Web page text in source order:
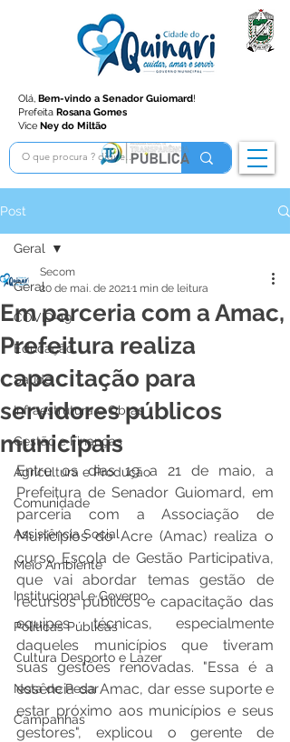
Olá, Bem-vindo a Senador Guiomard!
Prefeita Rosana Gomes
Vice Ney do Miltão
Post
Geral
COVID-19
Educação
Saúde
Infraestrutura e Obras
Gestão e Finanças
Agricultura e Produção
Comunidade
Assistência Social
Meio Ambiente
Institucional e Governo
Políticas Públicas
Cultura Desporto e Lazer
Nota de Pesar
Campanhas
Geral
Em parceria com a Amac,
Prefeitura realiza
capacitação para
servidores públicos
municipais
Secom
20 de mai. de 20211 min de leitura
Entre os dias 19 a 21 de maio, a
Prefeitura de Senador Guiomard, em
parceria com a Associação de
Municípios do Acre (Amac) realiza o
curso Escola de Gestão Participativa,
que vai abordar temas gestão de
recursos públicos e capacitação das
equipes técnicas, especialmente
daqueles municípios que tiveram
suas gestões renovadas. "Essa é a
essência da Amac, dar esse suporte e
estar próximo aos municípios e seus
gestores", explicou o gerente de